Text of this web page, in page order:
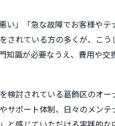
い」「急な故障でお客様や
されている方の多くが、こ
知識が必要なうえ、費用や
検討されている葛飾区のオ
サポート体制、日々のメン